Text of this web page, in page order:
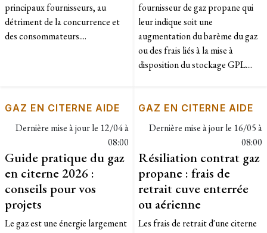
principaux fournisseurs, au
détriment de la concurrence et
des consommateurs....
fournisseur de gaz propane qui
leur indique soit une
augmentation du barème du gaz
ou des frais liés à la mise à
disposition du stockage GPL....
GAZ EN CITERNE AIDE
Dernière mise à jour le 12/04 à
08:00
Guide pratique du gaz
en citerne 2026 :
conseils pour vos
projets
Le gaz est une énergie largement
GAZ EN CITERNE AIDE
Dernière mise à jour le 16/05 à
08:00
Résiliation contrat gaz
propane : frais de
retrait cuve enterrée
ou aérienne
Les frais de retrait d'une citerne